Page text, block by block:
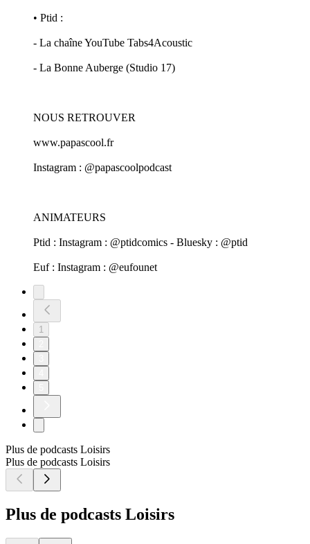
• Ptid :
- La chaîne YouTube Tabs4Acoustic
- La Bonne Auberge (Studio 17)
NOUS RETROUVER
www.papascool.fr
Instagram : @papascoolpodcast
ANIMATEURS
Ptid : Instagram : @ptidcomics - Bluesky : @ptid
Euf : Instagram : @eufounet
1
Plus de podcasts Loisirs
Plus de podcasts Loisirs
Plus de podcasts Loisirs